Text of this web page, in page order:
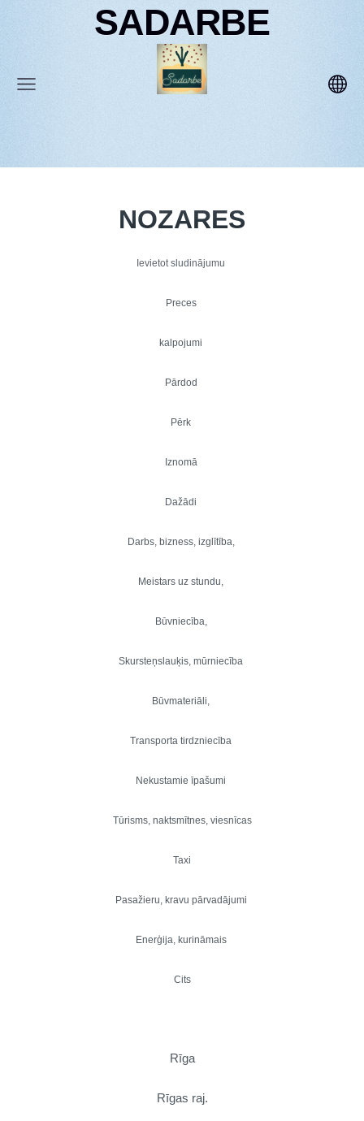
SADARBE
NOZARES
Ievietot sludinājumu
Preces
kalpojumi
Pārdod
Pērk
Iznomā
Dažādi
Darbs, bizness, izglītība,
Meistars uz stundu,
Būvniecība,
Skursteņslauķis, mūrniecība
Būvmateriāli,
Transporta tirdzniecība
Nekustamie īpašumi
Tūrisms, naktsmītnes, viesnīcas
Taxi
Pasažieru, kravu pārvadājumi
Enerģija, kurināmais
Cits
Rīga
Rīgas raj.